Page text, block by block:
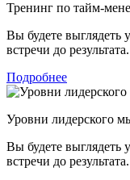
Тренинг по тайм-
Вы будете выглядеть
встречи до результата.
Подробнее
Уровни лидерского
Вы будете выглядеть
встречи до результата.